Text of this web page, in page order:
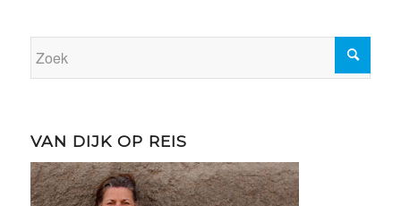
VAN DIJK OP REIS